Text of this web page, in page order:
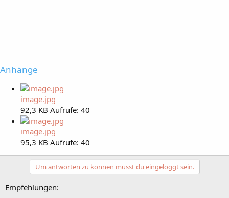
Anhänge
image.jpg
92,3 KB Aufrufe: 40
image.jpg
95,3 KB Aufrufe: 40
Um antworten zu können musst du eingeloggt sein.
Empfehlungen: